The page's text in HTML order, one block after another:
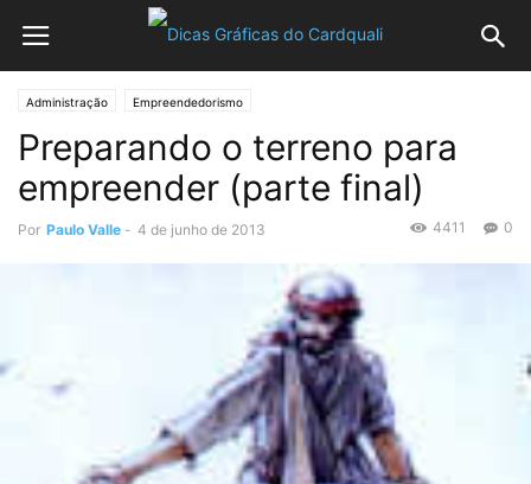
Administração Empreendedorismo
Preparando o terreno para
empreender (parte final)
Por Paulo Valle - 4 de junho de 2013 0
4411